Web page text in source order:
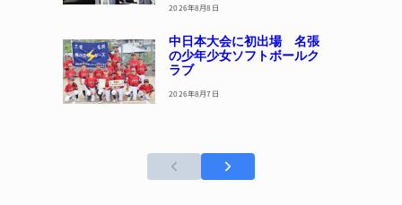
2026年8月8日
中日本大会に初出場 名張
の少年少女ソフトボールク
ラブ
2026年8月7日